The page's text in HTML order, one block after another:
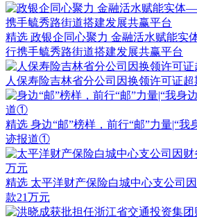
精选 政银企同心聚力 金融活水赋能
行携手毓秀路街道搭建发展共赢平台
人保寿险吉林省分公司因换领许可证
精选 身边“邮”榜样，前行“邮”力量|“我
迹报道①
精选 太平洋财产保险白城中心支公司
款21万元